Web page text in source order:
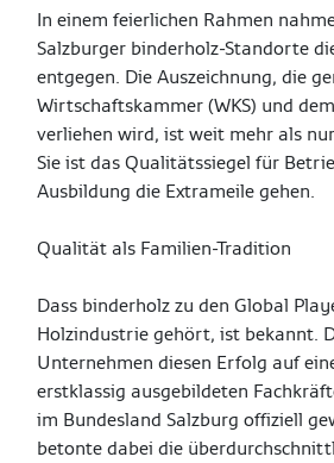
In einem feierlichen Rahmen
Salzburger binderholz-Standorte
entgegen. Die Auszeichnung, die
Wirtschaftskammer (WKS) und
verliehen wird, ist weit mehr als
Sie ist das Qualitätssiegel für
Ausbildung die Extrameile gehen.
Qualität als Familien-Tradition
Dass binderholz zu den Global
Holzindustrie gehört, ist bekannt.
Unternehmen diesen Erfolg auf
erstklassig ausgebildeten
im Bundesland Salzburg offiziell
betonte dabei die